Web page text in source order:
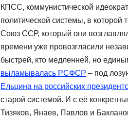
КПСС, коммунистической
политической системы, в которой
Союз ССР, который они
времени уже провозгласили
быстрей, кто медленней, но
выламывалась РСФСР – под
Ельцина на российских
старой системой. И с её
Тизяков, Янаев, Павлов и